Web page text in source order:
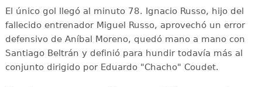
El único gol llegó al minuto 78. Ignacio Russo, hijo del
fallecido entrenador Miguel Russo, aprovechó un error
defensivo de Aníbal Moreno, quedó mano a mano con
Santiago Beltrán y definió para hundir todavía más al
conjunto dirigido por Eduardo "Chacho" Coudet.